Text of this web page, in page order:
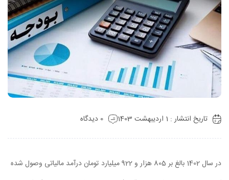
تاریخ انتشار : 1 اردیبهشت 1403 0 دیدگاه
در سال 1402 بالغ بر 805 هزار و 922 میلیارد تومان درآمد مالیاتی وصول شده